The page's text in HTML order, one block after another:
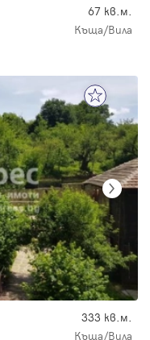
67 кв.м.
Къща/Вила
333 кв.м.
Къща/Вила